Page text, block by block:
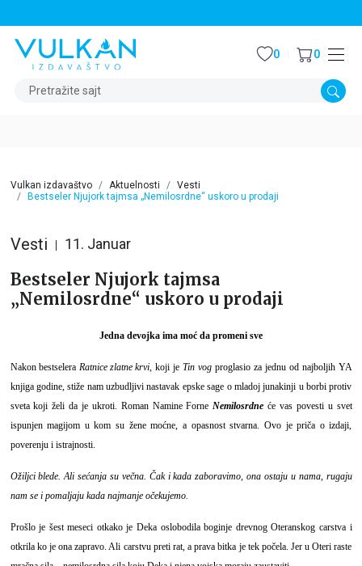
Pretražite sajt
0 0
Vulkan izdavaštvo Aktuelnosti
Vesti
Bestseler Njujork tajmsa „Nemilosrdne“ uskoro u prodaji
Vesti 11. Januar
Bestseler Njujork tajmsa
„Nemilosrdne“ uskoro u prodaji
Jedna devojka ima moć da promeni sve
Nakon bestseleraRatnice zlatne krvi, koji jeTin vog proglasio za jednu od najboljih YA
knjiga godine, stiže nam uzbudljivi nastavak epske sage o mladoj junakinji u borbi protiv
sveta koji želi da je ukroti. Roman Namine ForneNemilosrdne će vas povesti u svet
ispunjen magijom u kom su žene moćne, a opasnost stvarna. Ovo je priča o izdaji,
poverenju i istrajnosti.
Ožiljci blede. Ali sećanja su večna. Čak i kada zaboravimo, ona ostaju u nama, rugaju
nam se i pomaljaju kada najmanje očekujemo.
Prošlo je šest meseci otkako je Deka oslobodila boginje drevnog Oteranskog carstva i
otkrila ko je ona zapravo. Ali carstvu preti rat, a prava bitka je tek počela. Jer u Oteri raste